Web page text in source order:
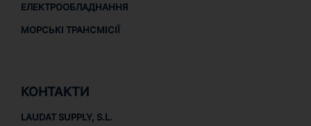
ЕЛЕКТРООБЛАДНАННЯ
МОРСЬКІ ТРАНСМІСІЇ
КОНТАКТИ
LAUDAT SUPPLY, S.L.